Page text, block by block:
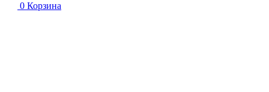
0 Корзина